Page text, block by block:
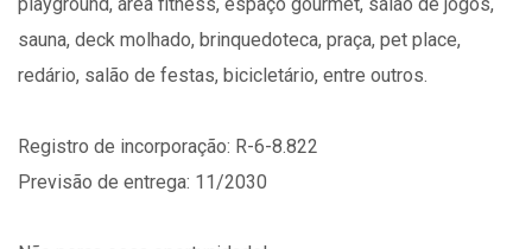
sauna, deck molhado, brinquedoteca, praça, pet place,
redário, salão de festas, bicicletário, entre outros.
Registro de incorporação: R-6-8.822
Previsão de entrega: 11/2030